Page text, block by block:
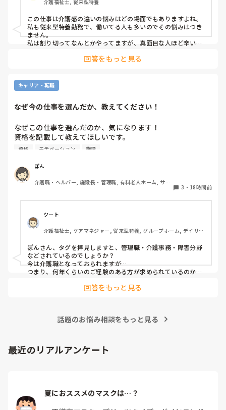
であれば夜勤も外すが管理者がオッケーを出しているので、
出勤日は誰かがどうにかなっているのではないかと怖すぎて
出勤するのが苦痛になります
介護福祉士, 従来型特養
この仕事は介護感の違いの悩みはどの場面でもありますよね。
私も従来型特養勤務で、働いてる人も多いのでその悩みはつき
ません。
私は割り切ってなんとかやってますが、真面目な人ほど辛いお
回答をもっと見る
キャリア・転職
なぜ今の仕事を選んだか、教えてください！
なぜこの仕事を選んだのか、気になります！
資格を記載して教えてほしいです。
帰省して中学の同級生と地元でご飯した時に、その人が介護
の仕事をしていると聞いて、その時はあまり興味もてず、聞
しかしUターン転職活動中にたまたま街でその人と会って、
流れでカフェで話して、
施設見学だけでも行ってみたら、実際に現場を見て素敵だと
思って決めました。
資格 モチベーション 施設
ぽん
介護職・ヘルパー, 施設長・管理職, 有料老人ホーム, サー
3 ・ 18時間前
ツート
介護福祉士, ケアマネジャー, 従来型特養, グループホーム, デイサー
ぽんさん、タグを拝見しますと、管理職・介護事務・障害分野
などされているのでしょうか？
今は介護職となっておられますが…
つまり、何年くらいのご経験のある方が求められているのか、
でも、せっかくのご質問、汎用的に普通に私の実際をお応えさ
事をしたい」と思ったから、ですね。本当は、なぜだからと言
て頂きました。
同じ仲間として、その疑問もよーく分かるところでしたの
回答をもっと見る
話題のお悩み相談をもっと見る
最近のリアルアンケート
夏におススメのマスクは…？